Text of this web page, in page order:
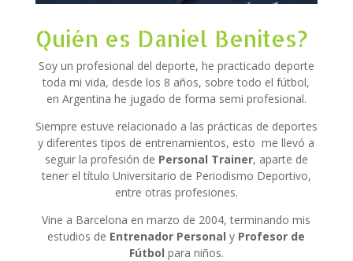
Quién es Daniel Benites?
Soy un profesional del deporte, he practicado deporte
toda mi vida, desde los 8 años, sobre todo el fútbol,
en Argentina he jugado de forma semi profesional.
Siempre estuve relacionado a las prácticas de deportes
y diferentes tipos de entrenamientos, esto me llevó a
seguir la profesión de Personal Trainer, aparte de
tener el título Universitario de Periodismo Deportivo,
entre otras profesiones.
Vine a Barcelona en marzo de 2004, terminando mis
estudios de Entrenador Personal y Profesor de
Fútbol para niños.